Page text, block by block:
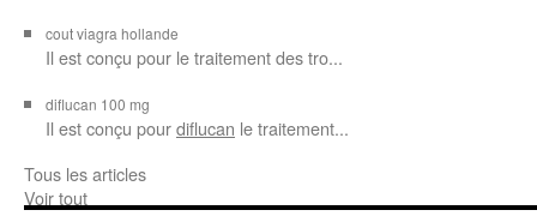
cout viagra hollande
Il est conçu pour le traitement des tro...
diflucan 100 mg
Il est conçu pourdiflucan le traitement...
Tous les articles
Voir tout